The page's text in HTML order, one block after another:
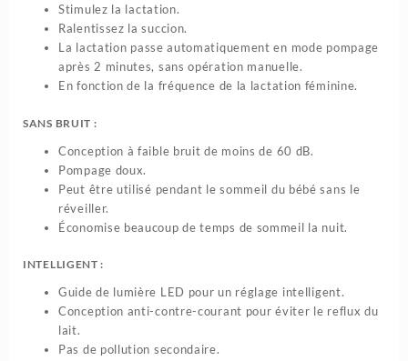
Stimulez la lactation.
Ralentissez la succion.
La lactation passe automatiquement en mode pompage
après 2 minutes, sans opération manuelle.
En fonction de la fréquence de la lactation féminine.
SANS BRUIT :
Conception à faible bruit de moins de 60 dB.
Pompage doux.
Peut être utilisé pendant le sommeil du bébé sans le
réveiller.
Économise beaucoup de temps de sommeil la nuit.
INTELLIGENT :
Guide de lumière LED pour un réglage intelligent.
Conception anti-contre-courant pour éviter le reflux du
lait.
Pas de pollution secondaire.